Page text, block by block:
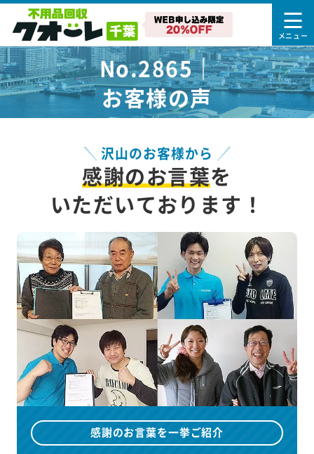
No.2865｜
お客様の声
沢山のお客様から
感謝のお言葉を
いただいております！
感謝のお言葉を一挙ご紹介